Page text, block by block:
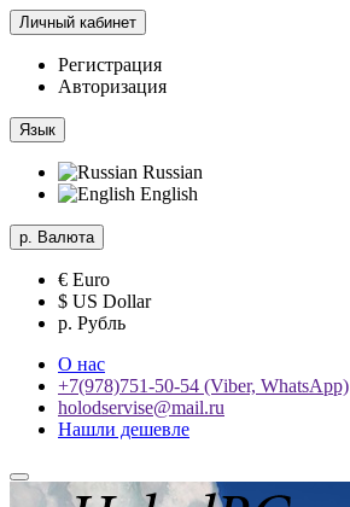
Личный кабинет
Регистрация
Авторизация
Язык
Russian
English
р. Валюта
€ Euro
$ US Dollar
р. Рубль
О нас
+7(978)751-50-54 (Viber, WhatsApp)
holodservise@mail.ru
Нашли дешевле